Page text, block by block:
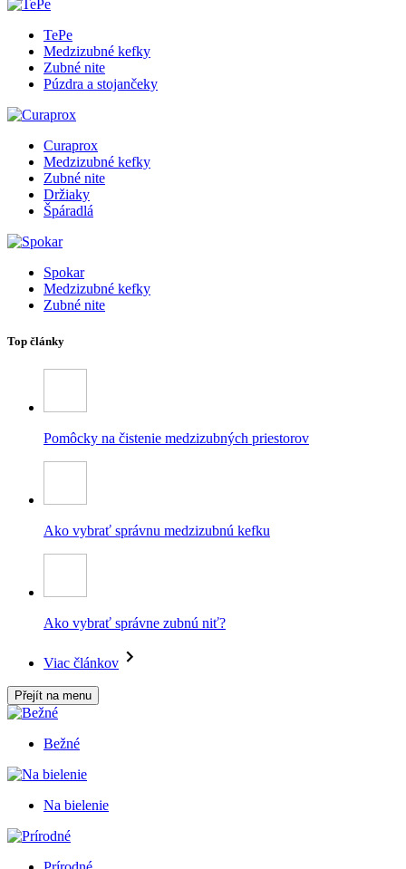
TePe
Medzizubné kefky
Zubné nite
Púzdra a stojančeky
Curaprox
Medzizubné kefky
Zubné nite
Držiaky
Špáradlá
Spokar
Medzizubné kefky
Zubné nite
Top články
Pomôcky na čistenie medzizubných priestorov
Ako vybrať správnu medzizubnú kefku
Ako vybrať správne zubnú niť?
Viac článkov
Přejít na menu
Bežné
Na bielenie